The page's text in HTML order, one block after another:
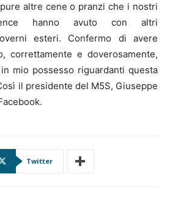
altre cene o pranzi che i nostri
hanno avuto con altri
esteri. Confermo di avere
correttamente e doverosamente,
mio possesso riguardanti questa
il presidente del M5S, Giuseppe
Twitter